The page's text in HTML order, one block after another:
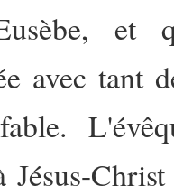
et
avec tant
Jésus-